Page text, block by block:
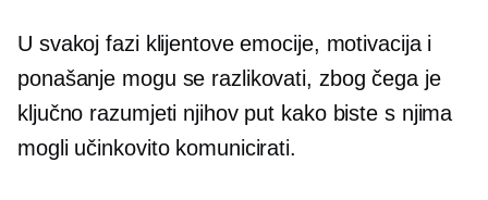
U svakoj fazi klijentove emocije, motivacija i
ponašanje mogu se razlikovati, zbog čega je
ključno razumjeti njihov put kako biste s njima
mogli učinkovito komunicirati.